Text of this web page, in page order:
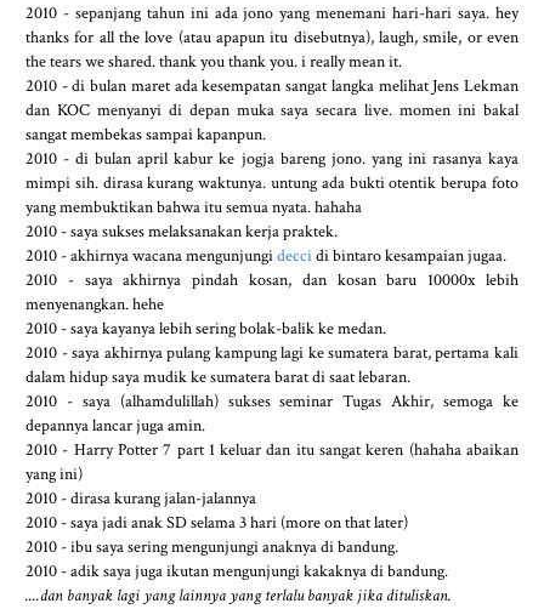
2010 - sepanjang tahun ini ada jono yang menemani hari-hari saya. hey
thanks for all the love (atau apapun itu disebutnya), laugh, smile, or even
the tears we shared. thank you thank you. i really mean it.
2010 - di bulan maret ada kesempatan sangat langka melihat Jens Lekman
dan KOC menyanyi di depan muka saya secara live. momen ini bakal
sangat membekas sampai kapanpun.
2010 - di bulan april kabur ke jogja bareng jono. yang ini rasanya kaya
mimpi sih. dirasa kurang waktunya. untung ada bukti otentik berupa foto
yang membuktikan bahwa itu semua nyata. hahaha
2010 - saya sukses melaksanakan kerja praktek.
2010 - akhirnya wacana mengunjungideccidi bintaro kesampaian jugaa.
2010 - saya akhirnya pindah kosan, dan kosan baru 10000x lebih
menyenangkan. hehe
2010 - saya kayanya lebih sering bolak-balik ke medan.
2010 - saya akhirnya pulang kampung lagi ke sumatera barat, pertama kali
dalam hidup saya mudik ke sumatera barat di saat lebaran.
2010 - saya (alhamdulillah) sukses seminar Tugas Akhir, semoga ke
depannya lancar juga amin.
2010 - Harry Potter 7 part 1 keluar dan itu sangat keren (hahaha abaikan
yang ini)
2010 - dirasa kurang jalan-jalannya
2010 - saya jadi anak SD selama 3 hari (more on that later)
2010 - ibu saya sering mengunjungi anaknya di bandung.
2010 - adik saya juga ikutan mengunjungi kakaknya di bandung.
....dan banyak lagi yang lainnya yang terlalu banyak jika dituliskan.